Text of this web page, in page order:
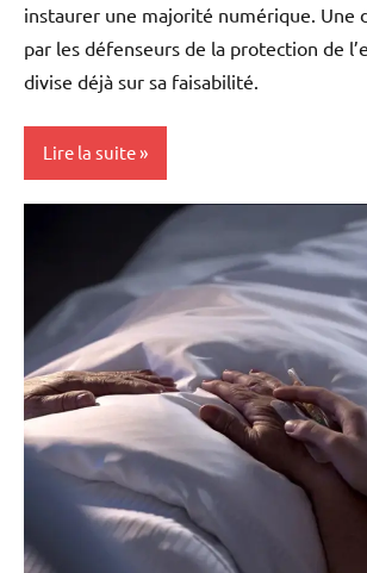
instaurer une majorité numérique. Une
par les défenseurs de la protection de
divise déjà sur sa faisabilité.
Lire la suite
Blog
France
Guadeloupe
La
Réunion
Martinique